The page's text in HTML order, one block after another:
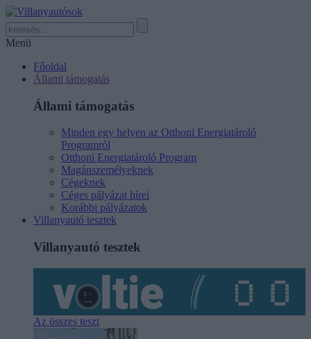
Menü
Főoldal
Állami támogatás
Állami támogatás
Minden egy helyen az Otthoni Energiatároló
Programról
Otthoni Energiatároló Program
Magánszemélyeknek
Cégeknek
Céges pályázat hírei
Korábbi pályázatok
Villanyautó tesztek
Villanyautó tesztek
Az összes teszt